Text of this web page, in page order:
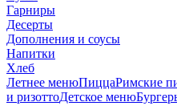
Гарниры
Десерты
Дополнения и соусы
Напитки
Хлеб
Летнее менюПиццаРимские
и ризоттоДетское меню